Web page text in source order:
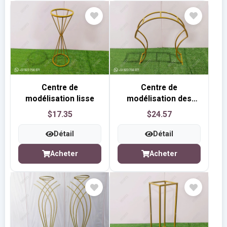
Centre de
modélisation lisse
$17.35
Détail
Acheter
Centre de
modélisation des
ventilateurs
$24.57
Détail
Acheter